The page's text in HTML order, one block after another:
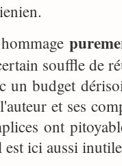
souffle de
un budget
et ses
ont
ici aussi